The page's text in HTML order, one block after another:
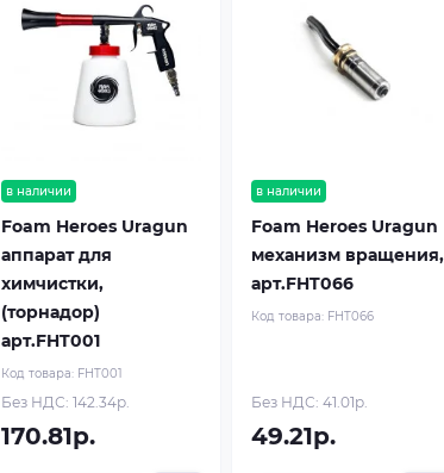
в наличии
Foam Heroes Uragun
аппарат для
химчистки,
(торнадор)
арт.FHT001
Код товара: FHT001
Без НДС: 142.34р.
170.81р.
в наличии
Foam Heroes Uragun
механизм вращения,
арт.FHT066
Код товара: FHT066
Без НДС: 41.01р.
49.21р.